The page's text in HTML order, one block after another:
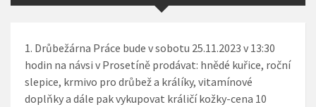
Drůbežárna Práce bude v sobotu 25.11.2023 v 13:30
hodin na návsi v Prosetíně prodávat: hnědé kuřice, roční
slepice, krmivo pro drůbež a králíky, vitamínové
doplňky a dále pak vykupovat králičí kožky-cena 10